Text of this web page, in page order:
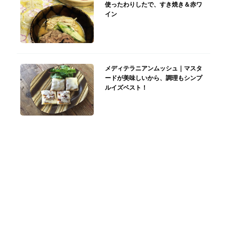
使ったわりしたで、すき焼き＆赤ワ
イン
メディテラニアンムッシュ｜マスタ
ードが美味しいから、調理もシンプ
ルイズベスト！